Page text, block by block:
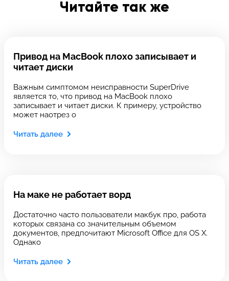
Читайте так же
Привод на MacBook плохо записывает и
читает диски
Важным симптомом неисправности SuperDrive
является то, что привод на MacBook плохо
записывает и читает диски. К примеру, устройство
может наотрез о
Читать далее
На маке не работает ворд
Достаточно часто пользователи макбук про, работа
которых связана со значительным объемом
документов, предпочитают Microsoft Office для OS X.
Однако
Читать далее
Выберите адрес сервиса, в который хотите
позвонить
8 Красноармейская, 18
Выберите адрес сервиса, в который хотите
8 Красноармейская, 18